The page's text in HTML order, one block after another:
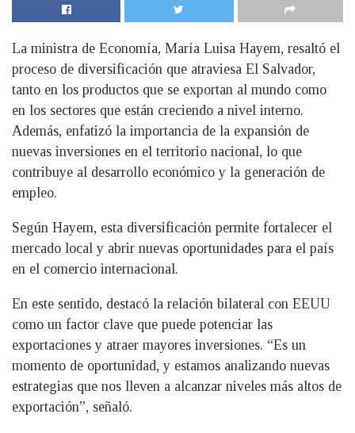
La ministra de Economía, María Luisa Hayem, resaltó el
proceso de diversificación que atraviesa El Salvador,
tanto en los productos que se exportan al mundo como
en los sectores que están creciendo a nivel interno.
Además, enfatizó la importancia de la expansión de
nuevas inversiones en el territorio nacional, lo que
contribuye al desarrollo económico y la generación de
empleo.
Según Hayem, esta diversificación permite fortalecer el
mercado local y abrir nuevas oportunidades para el país
en el comercio internacional.
En este sentido, destacó la relación bilateral con EEUU
como un factor clave que puede potenciar las
exportaciones y atraer mayores inversiones. “Es un
momento de oportunidad, y estamos analizando nuevas
estrategias que nos lleven a alcanzar niveles más altos de
exportación”, señaló.